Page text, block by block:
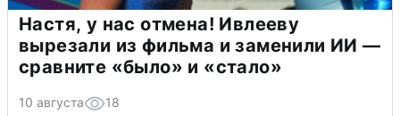
Настя, у нас отмена! Ивлееву
вырезали из фильма и заменили ИИ —
сравните «было» и «стало»
10 августа 18